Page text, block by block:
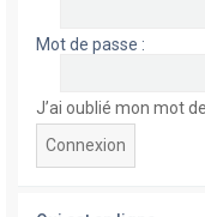
Mot de passe :
J’ai oublié mon mot